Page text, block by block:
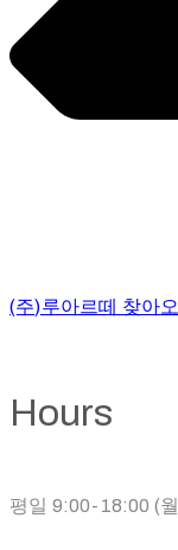
(주)루아르떼 찾아
Hours
평일 9:00-18:00 (